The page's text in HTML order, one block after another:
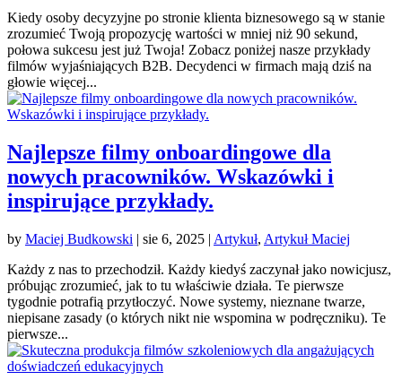
Kiedy osoby decyzyjne po stronie klienta biznesowego są w stanie
zrozumieć Twoją propozycję wartości w mniej niż 90 sekund,
połowa sukcesu jest już Twoja! Zobacz poniżej nasze przykłady
filmów wyjaśniających B2B. Decydenci w firmach mają dziś na
głowie więcej...
Najlepsze filmy onboardingowe dla
nowych pracowników. Wskazówki i
inspirujące przykłady.
by Maciej Budkowski | sie 6, 2025 | Artykuł, Artykuł Maciej
Każdy z nas to przechodził. Każdy kiedyś zaczynał jako nowicjusz,
próbując zrozumieć, jak to tu właściwie działa. Te pierwsze
tygodnie potrafią przytłoczyć. Nowe systemy, nieznane twarze,
niepisane zasady (o których nikt nie wspomina w podręczniku). Te
pierwsze...